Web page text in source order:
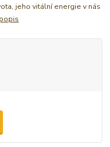
jeho vitální energie v nás